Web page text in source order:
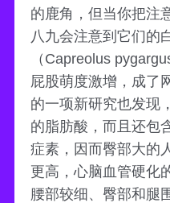
的鹿角，但当你把注
八九会注意到它们的
（Capreolus
屁股萌度激增，成了
的一项新研究也发现
的脂肪酸，而且还包
症素，因而臀部大的
更高，心脑血管硬化
腰部较细、臀部和腿